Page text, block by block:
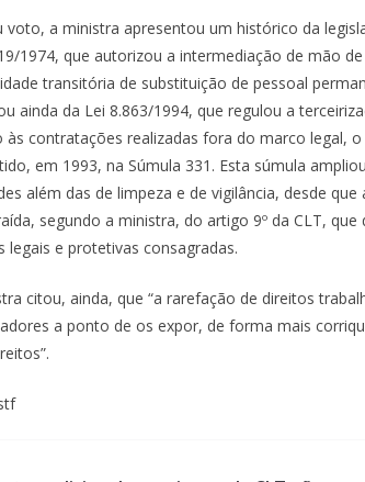
voto, a ministra apresentou um histórico da
1974, que autorizou a intermediação de mão
transitória de substituição de pessoal
ainda da Lei 8.863/1994, que regulou a
às contratações realizadas fora do marco legal,
em 1993, na Súmula 331. Esta súmula
além das de limpeza e de vigilância, desde
segundo a ministra, do artigo 9º da CLT,
legais e protetivas consagradas.
citou, ainda, que “a rarefação de direitos
a ponto de os expor, de forma mais